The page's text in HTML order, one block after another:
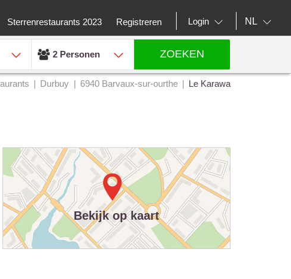
Sterrenrestaurants 2023 Registreren Login NL
2 Personen ZOEKEN
Durbuy 6940 Barvaux-sur-ourthe Le Karawa
Bekijk op kaart